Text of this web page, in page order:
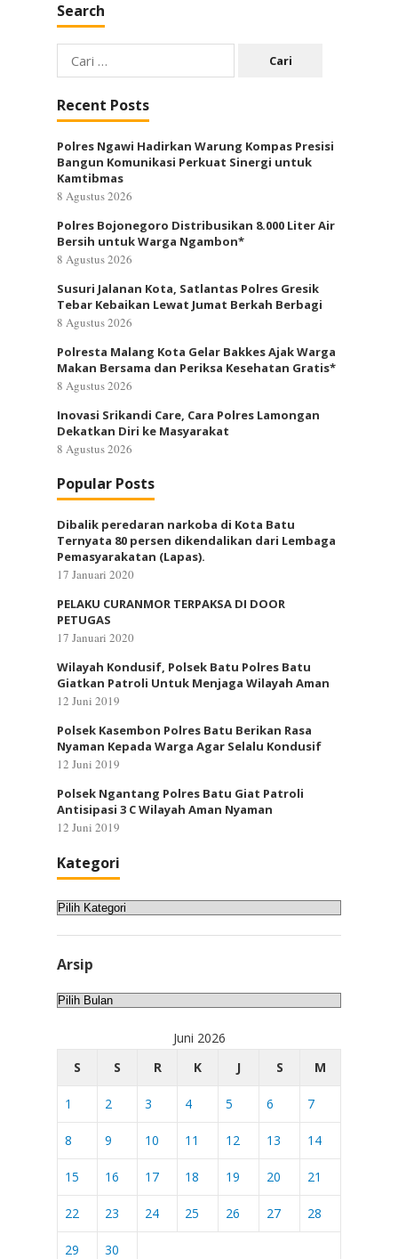
Search
Cari
untuk:
Recent Posts
Polres Ngawi Hadirkan Warung Kompas Presisi
Bangun Komunikasi Perkuat Sinergi untuk
Kamtibmas
8 Agustus 2026
Polres Bojonegoro Distribusikan 8.000 Liter Air
Bersih untuk Warga Ngambon*
8 Agustus 2026
Susuri Jalanan Kota, Satlantas Polres Gresik
Tebar Kebaikan Lewat Jumat Berkah Berbagi
8 Agustus 2026
Polresta Malang Kota Gelar Bakkes Ajak Warga
Makan Bersama dan Periksa Kesehatan Gratis*
8 Agustus 2026
Inovasi Srikandi Care, Cara Polres Lamongan
Dekatkan Diri ke Masyarakat
8 Agustus 2026
Popular Posts
Dibalik peredaran narkoba di Kota Batu
Ternyata 80 persen dikendalikan dari Lembaga
Pemasyarakatan (Lapas).
17 Januari 2020
PELAKU CURANMOR TERPAKSA DI DOOR
PETUGAS
17 Januari 2020
Wilayah Kondusif, Polsek Batu Polres Batu
Giatkan Patroli Untuk Menjaga Wilayah Aman
12 Juni 2019
Polsek Kasembon Polres Batu Berikan Rasa
Nyaman Kepada Warga Agar Selalu Kondusif
12 Juni 2019
Polsek Ngantang Polres Batu Giat Patroli
Antisipasi 3 C Wilayah Aman Nyaman
12 Juni 2019
Kategori
Kategori
Arsip
Arsip
Juni 2026
S
S R K J S M
1 2 3 4 5 6 7
8 9 10 11 12 13 14
15 16 17 18 19 20 21
22 23 24 25 26 27 28
29 30